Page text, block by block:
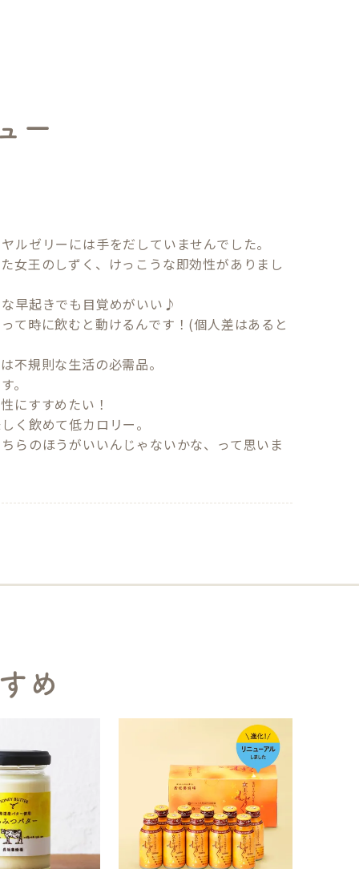
ー
ルゼリーには手をだしていませんでした。
女王のしずく、けっこうな即効性がありまし
早起きでも目覚めがいい♪
て時に飲むと動けるんです！(個人差はあると
不規則な生活の必需品。
。
にすすめたい！
く飲めて低カロリー。
らのほうがいいんじゃないかな、って思いま
め